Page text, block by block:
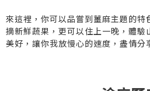
來這裡，你可以品嘗到薑麻主題的特
摘新鮮蔬果，更可以住上一晚，體驗
美好，讓你我放慢心的速度，盡情分